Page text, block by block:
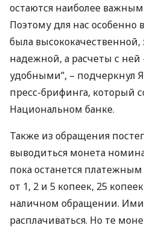
остаются наиболее
Поэтому для нас особенно
была
надежной, а расчеты с
удобными”, – подчеркнул
пресс-брифинга, который
Национальном банке.
Также из обращения
выводиться монета
пока останется
от 1, 2 и 5 копеек, 25
наличном обращении.
расплачиваться. Но те